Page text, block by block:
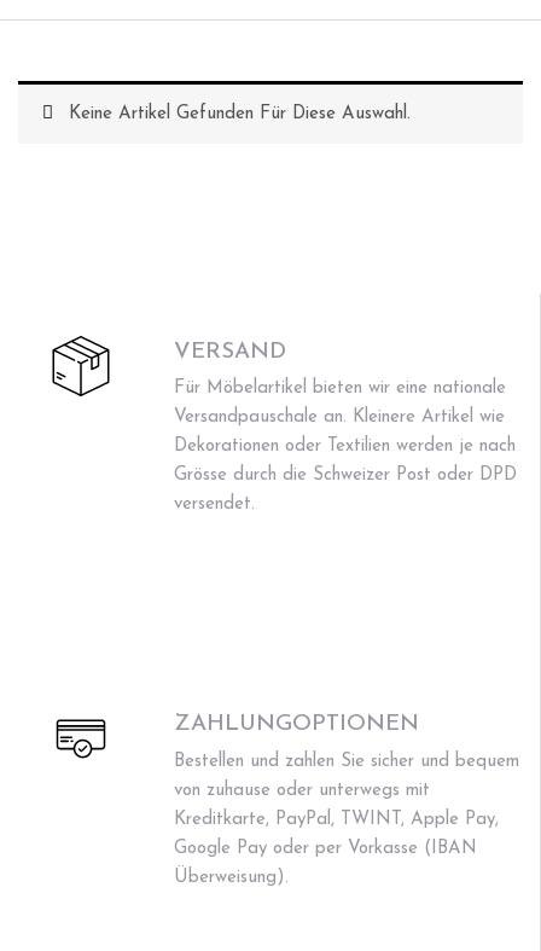
Keine Artikel Gefunden Für Diese Auswahl.
VERSAND
Für Möbelartikel bieten wir eine nationale
Versandpauschale an. Kleinere Artikel wie
Dekorationen oder Textilien werden je nach
Grösse durch die Schweizer Post oder DPD
versendet.
ZAHLUNGOPTIONEN
Bestellen und zahlen Sie sicher und bequem
von zuhause oder unterwegs mit
Kreditkarte, PayPal, TWINT, Apple Pay,
Google Pay oder per Vorkasse (IBAN
Überweisung).